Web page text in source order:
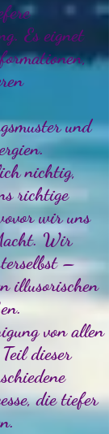
Es eignet
und
nichtig,
richtige
wir uns
Wir
–
illusorischen
von allen
dieser
die tiefer